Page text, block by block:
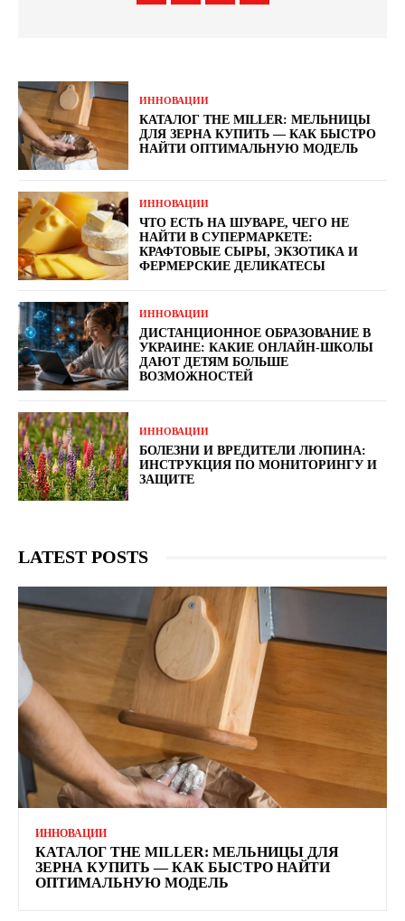
ИННОВАЦИИ
КАТАЛОГ THE MILLER: МЕЛЬНИЦЫ
ДЛЯ ЗЕРНА КУПИТЬ — КАК БЫСТРО
НАЙТИ ОПТИМАЛЬНУЮ МОДЕЛЬ
ИННОВАЦИИ
ЧТО ЕСТЬ НА ШУВАРЕ, ЧЕГО НЕ
НАЙТИ В СУПЕРМАРКЕТЕ:
КРАФТОВЫЕ СЫРЫ, ЭКЗОТИКА И
ФЕРМЕРСКИЕ ДЕЛИКАТЕСЫ
ИННОВАЦИИ
ДИСТАНЦИОННОЕ ОБРАЗОВАНИЕ В
УКРАИНЕ: КАКИЕ ОНЛАЙН-ШКОЛЫ
ДАЮТ ДЕТЯМ БОЛЬШЕ
ВОЗМОЖНОСТЕЙ
ИННОВАЦИИ
БОЛЕЗНИ И ВРЕДИТЕЛИ ЛЮПИНА:
ИНСТРУКЦИЯ ПО МОНИТОРИНГУ И
ЗАЩИТЕ
LATEST POSTS
ИННОВАЦИИ
КАТАЛОГ THE MILLER: МЕЛЬНИЦЫ ДЛЯ
ЗЕРНА КУПИТЬ — КАК БЫСТРО НАЙТИ
ОПТИМАЛЬНУЮ МОДЕЛЬ